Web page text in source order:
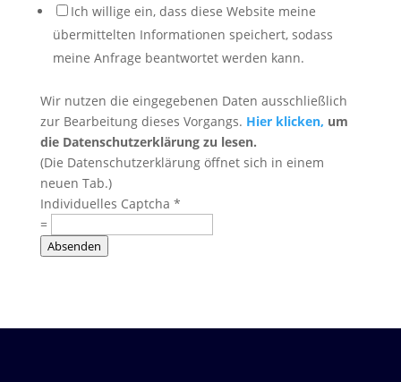
Ich willige ein, dass diese Website meine
übermittelten Informationen speichert, sodass
meine Anfrage beantwortet werden kann.
Wir nutzen die eingegebenen Daten ausschließlich
zur Bearbeitung dieses Vorgangs. Hier klicken, um
die Datenschutzerklärung zu lesen.
(Die Datenschutzerklärung öffnet sich in einem
neuen Tab.)
Individuelles Captcha *
=
Absenden